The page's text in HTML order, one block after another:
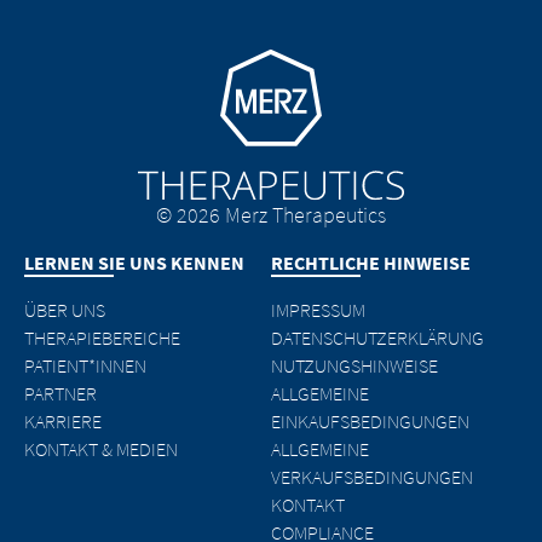
Go to homepage
© 2026 Merz Therapeutics
LERNEN SIE UNS KENNEN
ÜBER UNS
THERAPIEBEREICHE
PATIENT*INNEN
PARTNER
KARRIERE
KONTAKT & MEDIEN
RECHTLICHE HINWEISE
IMPRESSUM
DATENSCHUTZERKLÄRUNG
NUTZUNGSHINWEISE
ALLGEMEINE
EINKAUFSBEDINGUNGEN
ALLGEMEINE
VERKAUFSBEDINGUNGEN
KONTAKT
COMPLIANCE